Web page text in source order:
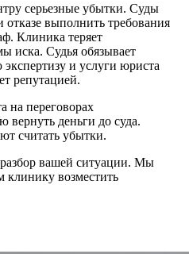
серьезные убытки. Суды
выполнить требования
Клиника теряет
иска. Судья обязывает
и услуги юриста
репутацией.
на переговорах
вернуть деньги до суда.
считать убытки.
разбор вашей ситуации. Мы
клинику возместить